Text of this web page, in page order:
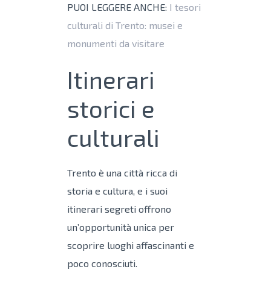
PUOI LEGGERE ANCHE: I tesori
culturali di Trento: musei e
monumenti da visitare
Itinerari
storici e
culturali
Trento è una città ricca di
storia e cultura, e i suoi
itinerari segreti offrono
un’opportunità unica per
scoprire luoghi affascinanti e
poco conosciuti.